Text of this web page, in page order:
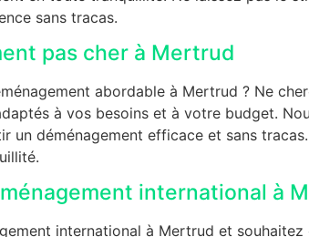
sans tracas.
pas cher à Mertrud
abordable à Mertrud ? Ne
à vos besoins et à votre budget.
un déménagement efficace et sans
international à
international à Mertrud et